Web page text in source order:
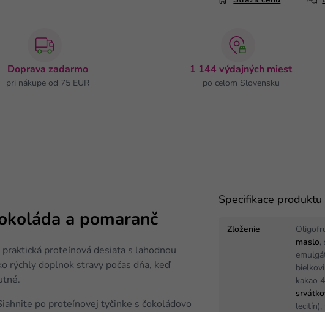
Doprava zadarmo
pri nákupe od 75 EUR
1 144 výdajných miest
po celom Slovensku
a pomaranč
praktická proteínová desiata s lahodnou
rýchly doplnok stravy počas dňa, keď
po proteínovej tyčinke s čokoládovo
Specifikace produktu
Zloženie
maslo,
kakao
lecitín),